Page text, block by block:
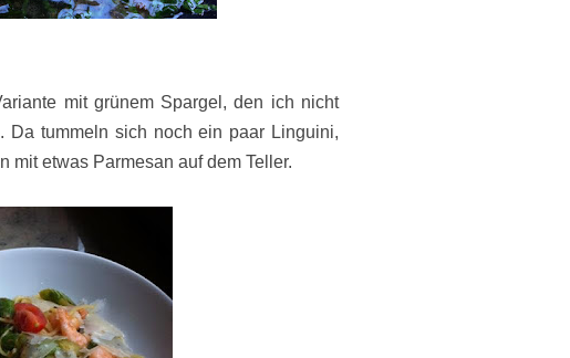
mit grünem Spargel, den ich nicht
Da tummeln sich noch ein paar Linguini,
mit etwas Parmesan auf dem Teller.